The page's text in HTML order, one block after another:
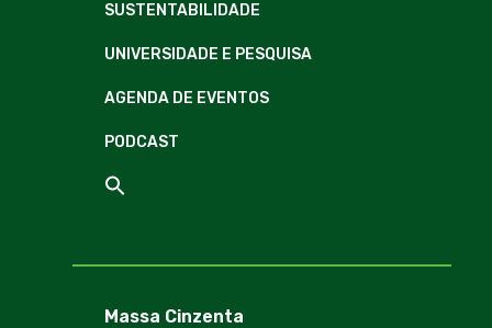
SUSTENTABILIDADE
UNIVERSIDADE E PESQUISA
AGENDA DE EVENTOS
PODCAST
Massa Cinzenta